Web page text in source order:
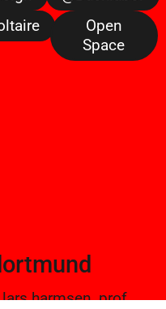
Open
Space
harmsen, prof.